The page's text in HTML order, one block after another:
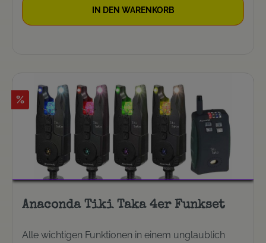
aus Metall 2er-Set mit Receiver
IN DEN WARENKORB
%
Anaconda Tiki Taka 4er Funkset
Alle wichtigen Funktionen in einem unglaublich